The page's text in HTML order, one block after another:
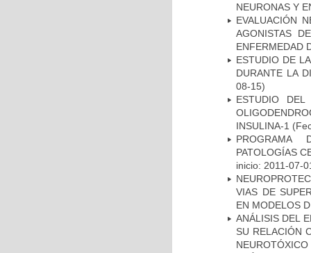
NEURONAS Y
EVALUACIÓN
AGONISTAS
ENFERMEDAD
ESTUDIO DE
DURANTE LA
08-15)
ESTUDIO
INSULINA-1
PROGRAMA
PATOLOGÍAS
inicio: 2011-07-
VIAS DE
EN MODELOS
ANÁLISIS DEL
SU RELACIÓN
NEUROTÓXICO